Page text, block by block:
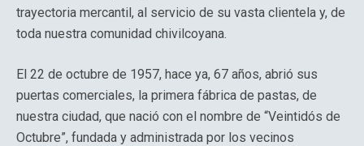
trayectoria mercantil, al servicio de su vasta clientela y, de
toda nuestra comunidad chivilcoyana.
El 22 de octubre de 1957, hace ya, 67 años, abrió sus
puertas comerciales, la primera fábrica de pastas, de
nuestra ciudad, que nació con el nombre de “Veintidós de
Octubre”, fundada y administrada por los vecinos